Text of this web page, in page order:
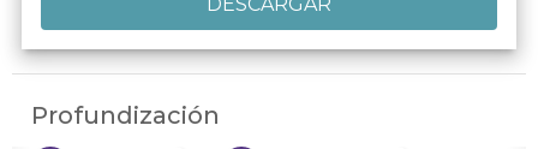
Profundización